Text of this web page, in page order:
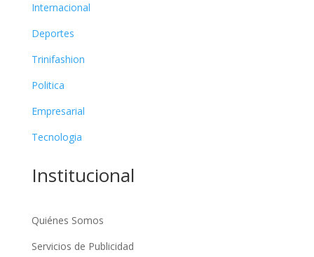
Internacional
Deportes
Trinifashion
Politica
Empresarial
Tecnologia
Institucional
Quiénes Somos
Servicios de Publicidad